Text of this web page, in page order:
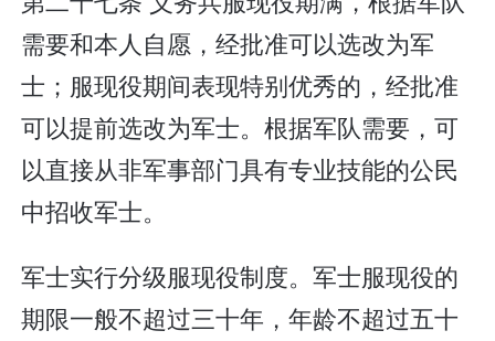
需要和本人自愿，经批准可以选改为军
士；服现役期间表现特别优秀的，经批准
可以提前选改为军士。根据军队需要，可
以直接从非军事部门具有专业技能的公民
中招收军士。
军士实行分级服现役制度。军士服现役的
期限一般不超过三十年，年龄不超过五十